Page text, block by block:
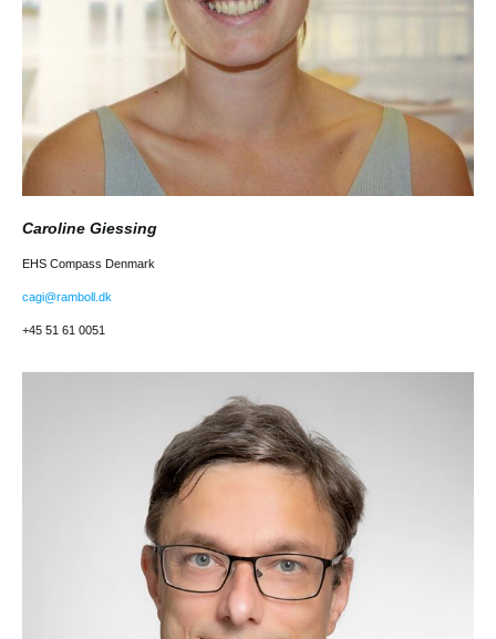
Caroline Giessing
EHS Compass Denmark
cagi@ramboll.dk
+45 51 61 0051